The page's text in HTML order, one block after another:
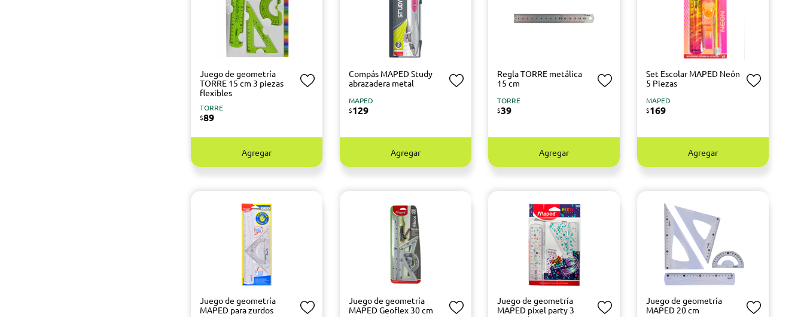
Juego de geometría
TORRE 15 cm 3 piezas
flexibles
TORRE
$89
Agregar
Compás MAPED Study
abrazadera metal
MAPED
$129
Agregar
Regla TORRE metálica
15 cm
TORRE
$39
Agregar
Set Escolar MAPED Neón
5 Piezas
MAPED
$169
Agregar
Juego de geometría
MAPED para zurdos
Juego de geometría
MAPED Geoflex 30 cm
Juego de geometría
MAPED pixel party 3
Juego de geometría
MAPED 20 cm